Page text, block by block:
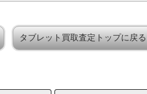
タブレット買取査定トップに戻る